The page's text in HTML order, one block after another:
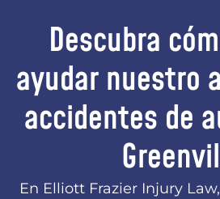
Descubra
ayudar nuestro
accidentes de
En Elliott Frazier Injury